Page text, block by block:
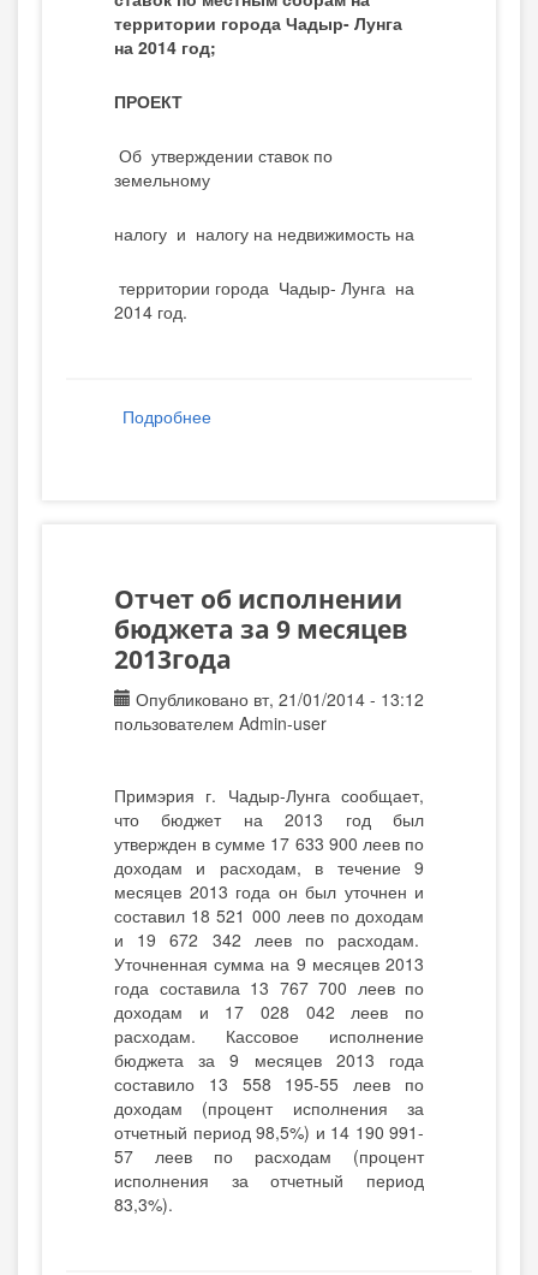
территории города Чадыр- Лунга
на 2014 год;
ПРОЕКТ
Об утверждении ставок по
земельному
налогу и налогу на недвижимость на
территории города Чадыр- Лунга на
2014 год.
Подробнее
Отчет об исполнении
бюджета за 9 месяцев
2013года
Опубликовано вт, 21/01/2014 - 13:12
пользователем Admin-user
Примэрия г. Чадыр-Лунга сообщает,
что бюджет на 2013 год был
утвержден в сумме 17 633 900 леев по
доходам и расходам, в течение 9
месяцев 2013 года он был уточнен и
составил 18 521 000 леев по доходам
и 19 672 342 леев по расходам.
Уточненная сумма на 9 месяцев 2013
года составила 13 767 700 леев по
доходам и 17 028 042 леев по
расходам. Кассовое исполнение
бюджета за 9 месяцев 2013 года
составило 13 558 195-55 леев по
доходам (процент исполнения за
отчетный период 98,5%) и 14 190 991-
57 леев по расходам (процент
исполнения за отчетный период
83,3%).